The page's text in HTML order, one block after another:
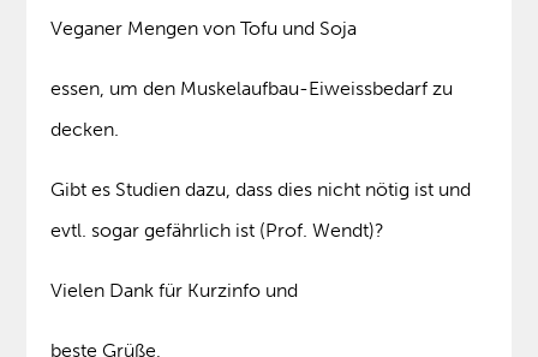
Veganer Mengen von Tofu und Soja
essen, um den Muskelaufbau-Eiweissbedarf zu
decken.
Gibt es Studien dazu, dass dies nicht nötig ist und
evtl. sogar gefährlich ist (Prof. Wendt)?
Vielen Dank für Kurzinfo und
beste Grüße,